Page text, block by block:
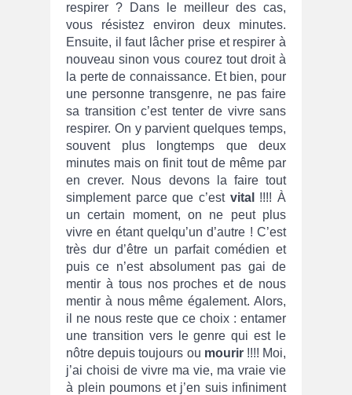
respirer ? Dans le meilleur des cas,
vous résistez environ deux minutes.
Ensuite, il faut lâcher prise et respirer à
nouveau sinon vous courez tout droit à
la perte de connaissance. Et bien, pour
une personne transgenre, ne pas faire
sa transition c’est tenter de vivre sans
respirer. On y parvient quelques temps,
souvent plus longtemps que deux
minutes mais on finit tout de même par
en crever. Nous devons la faire tout
simplement parce que c’est vital !!!! À
un certain moment, on ne peut plus
vivre en étant quelqu’un d’autre ! C’est
très dur d’être un parfait comédien et
puis ce n’est absolument pas gai de
mentir à tous nos proches et de nous
mentir à nous même également. Alors,
il ne nous reste que ce choix : entamer
une transition vers le genre qui est le
nôtre depuis toujours ou mourir!!!! Moi,
j’ai choisi de vivre ma vie, ma vraie vie
à plein poumons et j’en suis infiniment